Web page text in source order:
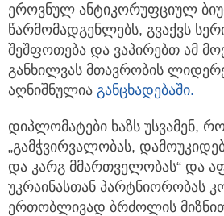
ეროვნულ ანტიკორუფციულ
წარმომადგენლებს, გვაქვს
შეშფოთება და ვაპირებთ ამ
განხილვას მთავრობის
აღნიშნულია განცხადებაში.
დიპლომატები ხაზს უსვამენ,
„გამჭვირვალობას,
და კარგ მმართველობას“ და
უკრაინასთან პარტნიორობას
ერთობლივად ბრძოლის